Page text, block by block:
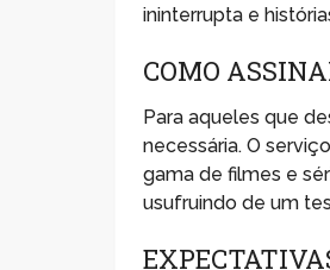
ininterrupta e
COMO
Para aqueles que
necessária. O
gama de filmes e
usufruindo de um